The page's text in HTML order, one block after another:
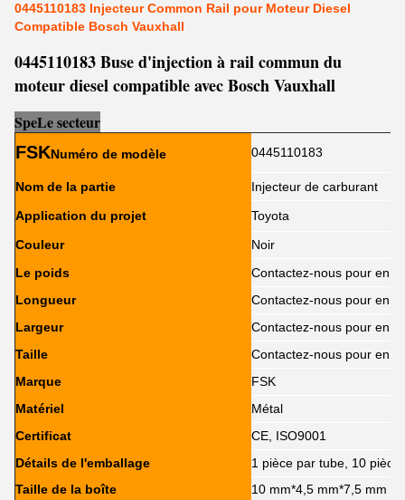
0445110183 Injecteur Common Rail pour Moteur Diesel
Compatible Bosch Vauxhall
0445110183 Buse d'injection à rail commun du
moteur diesel compatible avec Bosch Vauxhall
SpeLe secteur
FSKNuméro de modèle 0445110183
Nom de la partie
Injecteur de carburant
Application du projet
Toyota
Couleur
Noir
Le poids
Contactez-nous pour en
Longueur
Contactez-nous pour en
Largeur
Contactez-nous pour en
Taille
Contactez-nous pour en
Marque
FSK
Matériel
Métal
Certificat
CE, ISO9001
Détails de l'emballage
1 pièce par tube, 10
Taille de la boîte
10 mm*4,5 mm*7,5 mm